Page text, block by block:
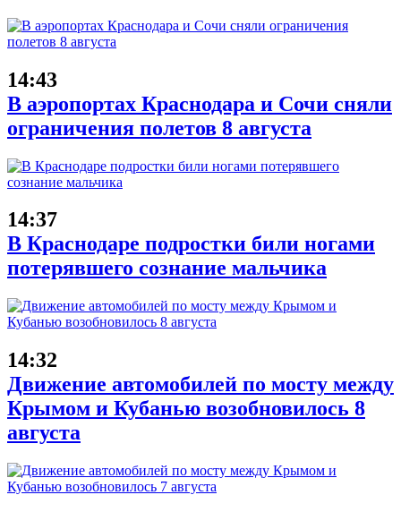
14:43
В аэропортах Краснодара и Сочи сняли
ограничения полетов 8 августа
14:37
В Краснодаре подростки били ногами
потерявшего сознание мальчика
14:32
Движение автомобилей по мосту между
Крымом и Кубанью возобновилось 8
августа